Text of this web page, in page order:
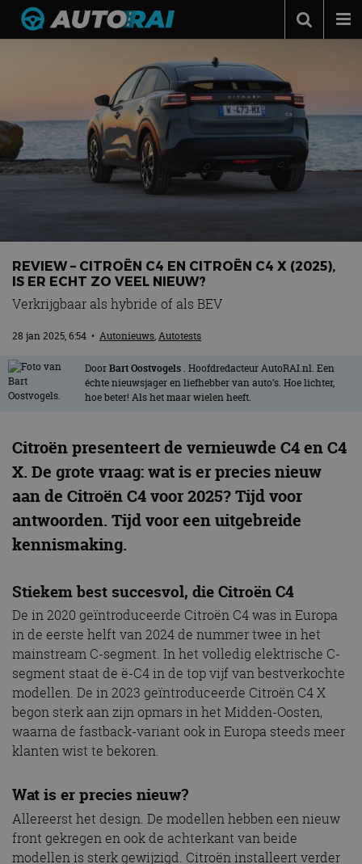
Autotests
Automerken
Adverteren
MotorRAI.nl
REVIEW – CITROËN C4 EN CITROËN C4 X (2025),
IS ER ECHT ZO VEEL NIEUW?
Verkrijgbaar als hybride of als BEV
28 jan 2025, 6:54 • Autonieuws,Autotests
DoorBart Oostvogels . Hoofdredacteur AutoRAI.nl. Een
échte nieuwsjager en liefhebber van auto’s. Hoe lichter,
hoe beter! Als het maar wielen heeft.
Citroën presenteert de vernieuwde C4 en C4
X. De grote vraag: wat is er precies nieuw
aan de Citroën C4 voor 2025? Tijd voor
antwoorden. Tijd voor een uitgebreide
kennismaking.
Stiekem best succesvol, die Citroën C4
De in 2020 geïntroduceerde Citroën C4 was in Europa
in de eerste helft van 2024 de nummer twee in het
mainstream C-segment. In het volledig elektrische C-
segment staat de ë-C4 in de top vijf van bestverkochte
modellen. De in 2023 geïntroduceerde Citroën C4 X
begon sterk aan zijn opmars in het Midden-Oosten,
waarna de fastback-variant ook in Europa steeds meer
klanten wist te bekoren.
Wat is er precies nieuw?
Allereerst het design. De modellen hebben een nieuw
front gekregen en ook de achterkant van beide
modellen is sterk gewijzigd. Citroën installeert verder